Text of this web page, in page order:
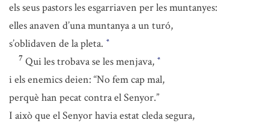
els seus pastors les esgarriaven per les muntanyes:
elles anaven d’una muntanya a un turó,
s’oblidaven de la pleta. *
7 Qui les trobava se les menjava, *
i els enemics deien: “No fem cap mal,
perquè han pecat contra el Senyor.”
I això que el Senyor havia estat cleda segura,